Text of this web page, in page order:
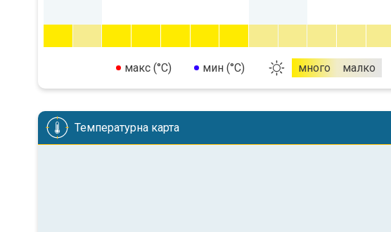
макс (°C) мин (°C) много малко
Температурна карта